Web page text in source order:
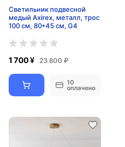
Светильник подвесной
медый Axirex, металл, трос
100 см, 80*45 см, G4
1 700 ¥ 23 800 ₽
10
оплачено